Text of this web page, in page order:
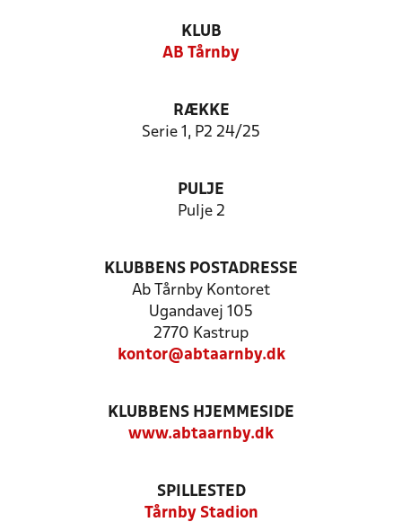
KLUB
AB Tårnby
RÆKKE
Serie 1, P2 24/25
PULJE
Pulje 2
KLUBBENS POSTADRESSE
Ab Tårnby Kontoret
Ugandavej 105
2770 Kastrup
kontor@abtaarnby.dk
KLUBBENS HJEMMESIDE
www.abtaarnby.dk
SPILLESTED
Tårnby Stadion